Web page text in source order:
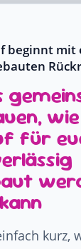
beginnt mit
wie
für
kann
kurz,